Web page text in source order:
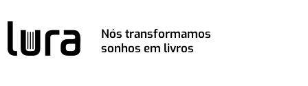
Nós transformamos
sonhos em livros